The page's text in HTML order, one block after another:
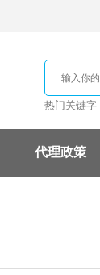
热门关键字
代理政策